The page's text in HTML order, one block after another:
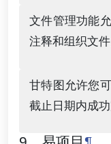
文件管理功能
注释和组织文件
甘特图允许您
截止日期内成功